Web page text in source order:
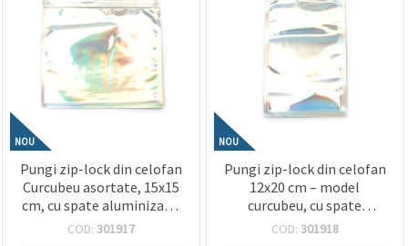
NOU
Pungi zip-lock din celofan
Curcubeu asortate, 15x15
cm, cu spate aluminizat –
ambalaje elegante,
COD: 301917
NOU
Pungi zip-lock din celofan
12x20 cm – model
curcubeu, cu spate
aluminizat și orificiu de
COD: 301918